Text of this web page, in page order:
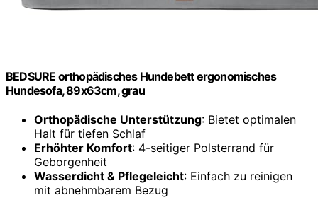
BEDSURE orthopädisches Hundebett ergonomisches
Hundesofa, 89x63cm, grau
Orthopädische Unterstützung: Bietet optimalen
Halt für tiefen Schlaf
Erhöhter Komfort: 4-seitiger Polsterrand für
Geborgenheit
Wasserdicht & Pflegeleicht: Einfach zu reinigen
mit abnehmbarem Bezug